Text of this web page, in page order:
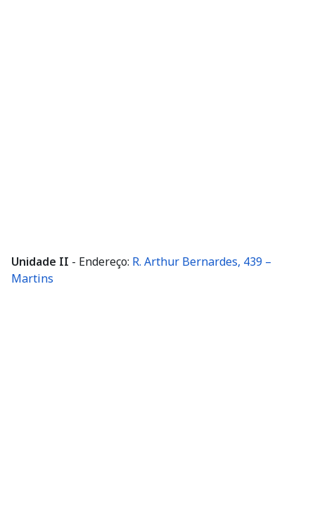
Unidade II - Endereço: R. Arthur Bernardes, 439 –
Martins